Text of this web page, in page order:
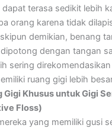
dapat terasa sedikit lebih
orang karena tidak
demikian, benang
dengan tangan
sering
ruang gigi lebih
Gigi Khusus untuk Gigi
Floss)
yang memiliki gusi